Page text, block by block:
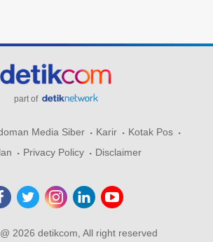
part of
Media Siber Karir
Kotak Pos
Privacy Policy Disclaimer
2026 detikcom, All right reserved